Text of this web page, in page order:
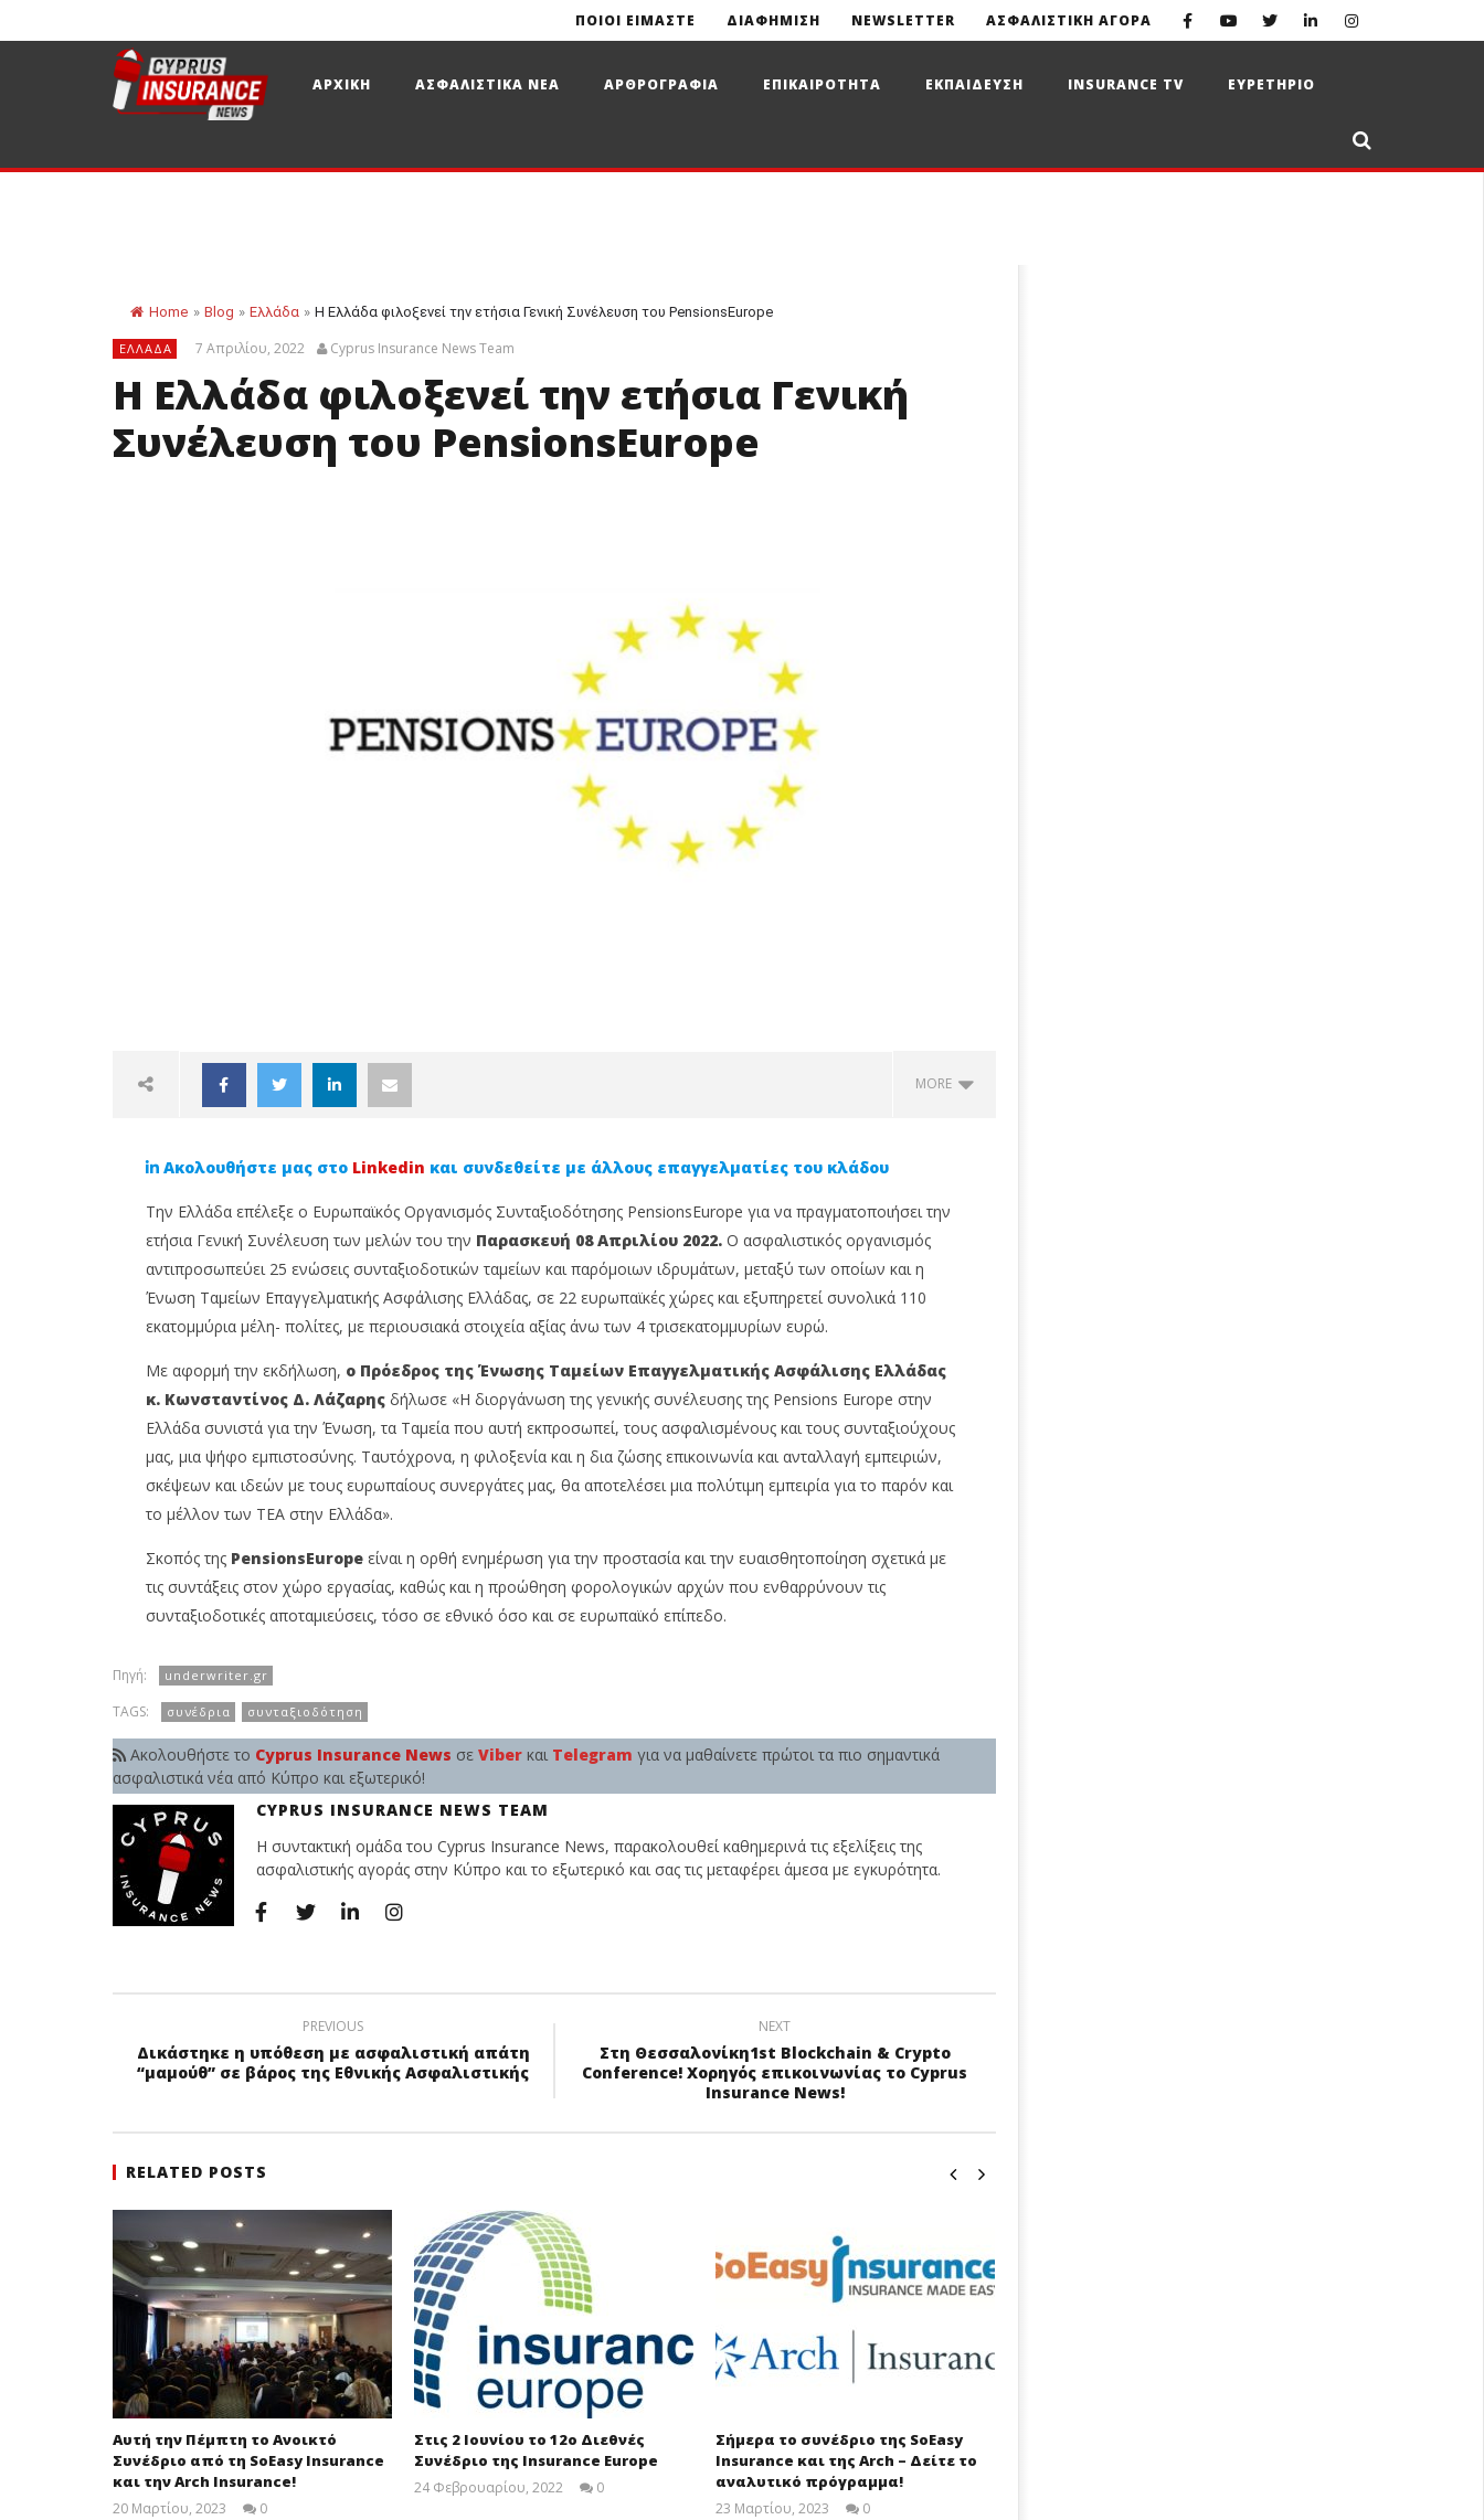
ΠΟΙΟΙ ΕΙΜΑΣΤΕ ΔΙΑΦΗΜΙΣΗ NEWSLETTER ΑΣΦΑΛΙΣΤΙΚΗ ΑΓΟΡΑ
ΑΡΧΙΚΗ ΑΣΦΑΛΙΣΤΙΚΑ ΝΕΑ ΑΡΘΡΟΓΡΑΦΙΑ ΕΠΙΚΑΙΡΟΤΗΤΑ ΕΚΠΑΙΔΕΥΣΗ INSURANCE TV ΕΥΡΕΤΗΡΙΟ
Home » Blog » Ελλάδα » Η Ελλάδα φιλοξενεί την ετήσια Γενική Συνέλευση του PensionsEurope
ΕΛΛΆΔΑ 7 Απριλίου, 2022 Cyprus Insurance News Team
Η Ελλάδα φιλοξενεί την ετήσια Γενική
Συνέλευση του PensionsEurope
MORE
NOW VIEWING
Γενική Συνέλευση του
PensionsEurope
7
Απριλίου,
2022
Cyprus
Insurance
News
Team
MDRT Day by MCC Hellas 2026
στην Αρχαία Ολυμπία
7
Απριλίου,
2022
Cyprus
Insurance
Meeting 2026: Γνώση,
έμπνευση και παγκόσμια
δικτύωση
Απριλίου,
2022
Cyprus
Ακολουθήστε μας στο Linkedin και συνδεθείτε με άλλους επαγγελματίες του κλάδου
Την Ελλάδα επέλεξε ο Ευρωπαϊκός Οργανισμός Συνταξιοδότησης PensionsEurope για να πραγματοποιήσει την
ετήσια Γενική Συνέλευση των μελών του την Παρασκευή 08 Απριλίου 2022. Ο ασφαλιστικός οργανισμός
αντιπροσωπεύει 25 ενώσεις συνταξιοδοτικών ταμείων και παρόμοιων ιδρυμάτων, μεταξύ των οποίων και η
Ένωση Ταμείων Επαγγελματικής Ασφάλισης Ελλάδας, σε 22 ευρωπαϊκές χώρες και εξυπηρετεί συνολικά 110
εκατομμύρια μέλη- πολίτες, με περιουσιακά στοιχεία αξίας άνω των 4 τρισεκατομμυρίων ευρώ.
Με αφορμή την εκδήλωση, ο Πρόεδρος της Ένωσης Ταμείων Επαγγελματικής Ασφάλισης Ελλάδας
κ. Κωνσταντίνος Δ. Λάζαρηςδήλωσε «Η διοργάνωση της γενικής συνέλευσης της Pensions Europe στην
Ελλάδα συνιστά για την Ένωση, τα Ταμεία που αυτή εκπροσωπεί, τους ασφαλισμένους και τους συνταξιούχους
μας, μια ψήφο εμπιστοσύνης. Ταυτόχρονα, η φιλοξενία και η δια ζώσης επικοινωνία και ανταλλαγή εμπειριών,
σκέψεων και ιδεών με τους ευρωπαίους συνεργάτες μας, θα αποτελέσει μια πολύτιμη εμπειρία για το παρόν και
το μέλλον των ΤΕΑ στην Ελλάδα».
Σκοπός της PensionsEuropeείναι η ορθή ενημέρωση για την προστασία και την ευαισθητοποίηση σχετικά με
τις συντάξεις στον χώρο εργασίας, καθώς και η προώθηση φορολογικών αρχών που ενθαρρύνουν τις
συνταξιοδοτικές αποταμιεύσεις, τόσο σε εθνικό όσο και σε ευρωπαϊκό επίπεδο.
Πηγή: underwriter.gr
TAGS: συνέδρια συνταξιοδότηση
Ακολουθήστε το Cyprus Insurance News σε Viberκαι Telegram για να μαθαίνετε πρώτοι τα πιο σημαντικά
ασφαλιστικά νέα από Κύπρο και εξωτερικό!
CYPRUS INSURANCE NEWS TEAM
Η συντακτική ομάδα του Cyprus Insurance News, παρακολουθεί καθημερινά τις εξελίξεις της
ασφαλιστικής αγοράς στην Κύπρο και το εξωτερικό και σας τις μεταφέρει άμεσα με εγκυρότητα.
PREVIOUS
Δικάστηκε η υπόθεση με ασφαλιστική απάτη
“μαμούθ” σε βάρος της Εθνικής Ασφαλιστικής
NEXT
Στη Θεσσαλονίκη1st Blockchain & Crypto
Conference! Χορηγός επικοινωνίας το Cyprus
Insurance News!
RELATED POSTS
Αυτή την Πέμπτη το Ανοικτό
Συνέδριο από τη SoEasy Insurance
και την Arch Insurance!
20 Μαρτίου, 2023
0
Στις 2 Ιουνίου το 12ο Διεθνές
Συνέδριο της Insurance Europe
24 Φεβρουαρίου, 2022
0
Σήμερα το συνέδριο της SoEasy
Insurance και της Arch – Δείτε το
αναλυτικό πρόγραμμα!
23 Μαρτίου, 2023
0